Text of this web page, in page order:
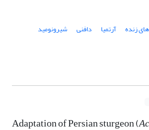
زنده آرتمیا دافنی شیرونومید
Adaptation of Persian sturgeon (